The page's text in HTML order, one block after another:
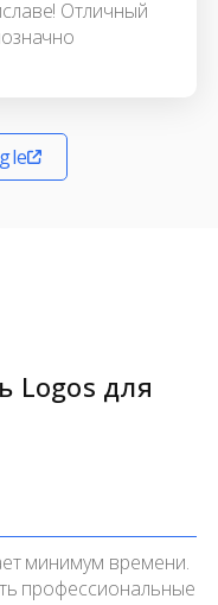
Отличный
Logos для
минимум времени.
профессиональные